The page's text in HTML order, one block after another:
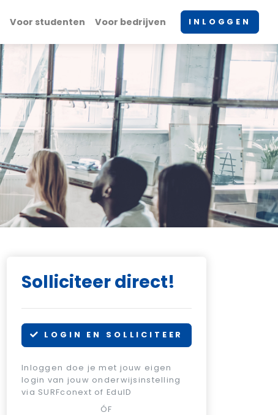
Voor studenten Voor bedrijven INLOGGEN
Solliciteer direct!
LOGIN EN SOLLICITEER
Inloggen doe je met jouw eigen
login van jouw onderwijsinstelling
via SURFconext of EduID
ÓF